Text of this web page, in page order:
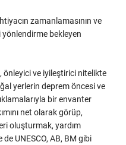
zamanlamasının ve
bekleyen
önleyici ve iyileştirici nitelikte
yerlerin deprem öncesi ve
bir envanter
net olarak görüp,
oluşturmak, yardım
de UNESCO, AB, BM gibi